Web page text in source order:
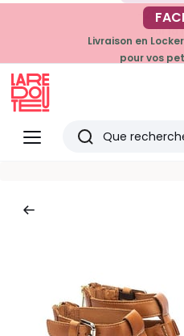
-20%
sur la
Livraison en Locker
pour vos
Menu
Redoute
Rechercher